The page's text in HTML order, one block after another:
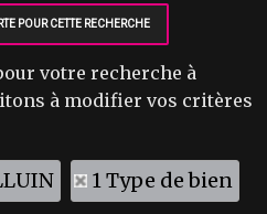
votre recherche à
à modifier vos critères
1 Type de bien